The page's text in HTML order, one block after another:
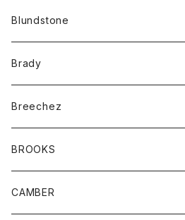
カーディガン
コート
アクセサリー
バッグ
ベルト
キッズ
Tシャツ
グッズ
アンダーウェアー
カードホルダー
トップス
カーディガン
ボトム
サングラス
Blundstone
Brady
Breechez
シャツ
BROOKS
グッズ
CAMBER